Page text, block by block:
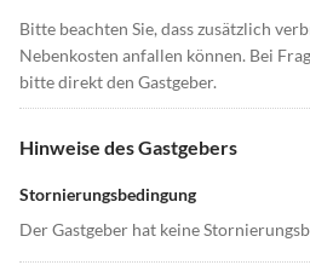
Bitte beachten Sie, dass zusätzlich
Nebenkosten anfallen können. Bei
bitte direkt den Gastgeber.
Hinweise des Gastgebers
Stornierungsbedingung
Der Gastgeber hat keine